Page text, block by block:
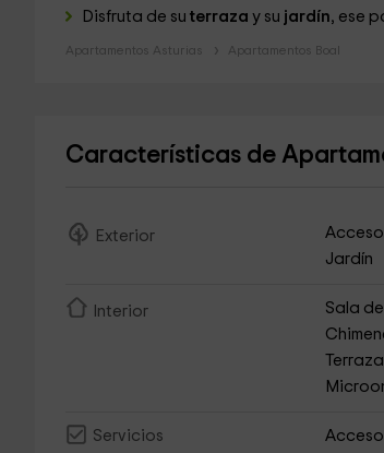
Disfruta de su terraza y su jardín, ese
Apartamentos Asturias Apartamentos Boal
Características de
Exterior
Jardín
Interior Sala
Terraza
Servicios